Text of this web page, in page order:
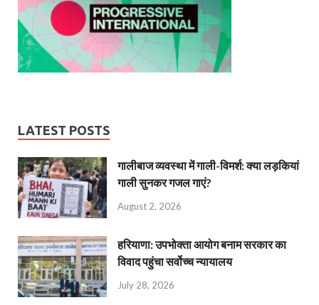
LATEST POSTS
गालीबाज व्‍यवस्‍था में गाली-विमर्श: क्या लड़कियां
गाली सुनकर गजल गाएं?
August 2, 2026
हरियाणा: उपभोक्ता आयोग बनाम सरकार का
विवाद पहुंचा सर्वोच्च न्यायालय
July 28, 2026